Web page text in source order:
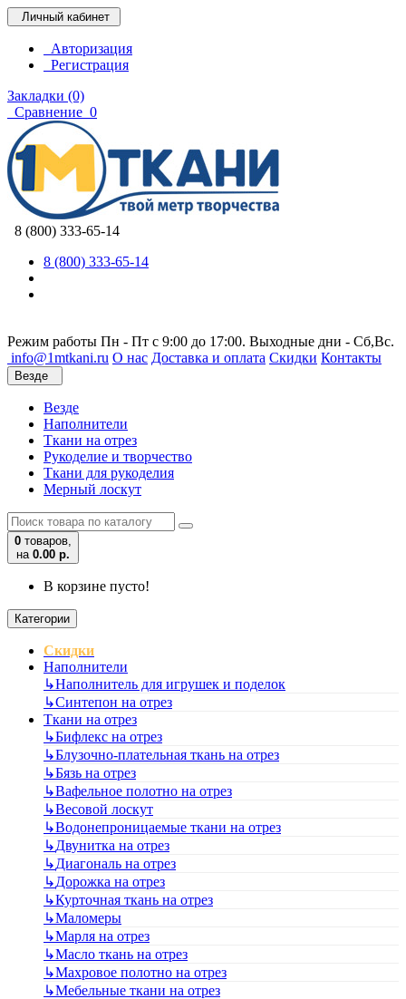
Личный кабинет
Авторизация
Регистрация
Закладки (0)
Сравнение 0
8 (800) 333-65-14
8 (800) 333-65-14
Режим работы Пн - Пт с 9:00 до 17:00. Выходные дни - Сб,Вс.
info@1mtkani.ru О нас Доставка и оплата Скидки Контакты
Везде
Везде
Наполнители
Ткани на отрез
Рукоделие и творчество
Ткани для рукоделия
Мерный лоскут
0 товаров,
на 0.00 р.
В корзине пусто!
Категории
Скидки
Наполнители
↳Наполнитель для игрушек и поделок
↳Синтепон на отрез
Ткани на отрез
↳Бифлекс на отрез
↳Блузочно-плательная ткань на отрез
↳Бязь на отрез
↳Вафельное полотно на отрез
↳Весовой лоскут
↳Водонепроницаемые ткани на отрез
↳Двунитка на отрез
↳Диагональ на отрез
↳Дорожка на отрез
↳Курточная ткань на отрез
↳Маломеры
↳Марля на отрез
↳Масло ткань на отрез
↳Махровое полотно на отрез
↳Мебельные ткани на отрез